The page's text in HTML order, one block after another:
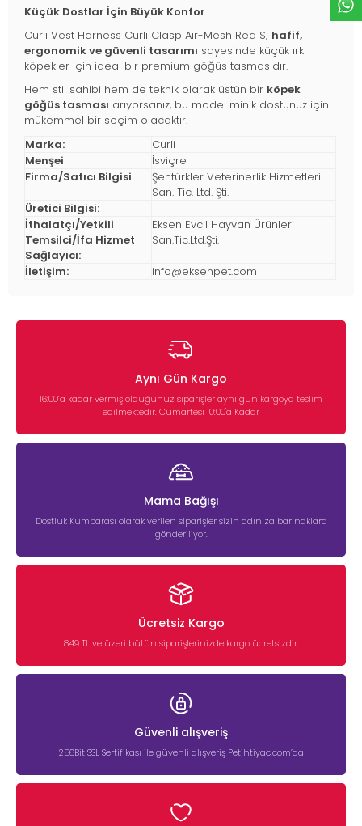
Küçük Dostlar İçin Büyük Konfor
Curli Vest Harness Curli Clasp Air-Mesh Red S; hafif,
ergonomik ve güvenli tasarımı sayesinde küçük ırk
köpekler için ideal bir premium göğüs tasmasıdır.
Hem stil sahibi hem de teknik olarak üstün bir köpek
göğüs tasması arıyorsanız, bu model minik dostunuz için
mükemmel bir seçim olacaktır.
Marka:
Curli
Menşei
İsviçre
Firma/Satıcı Bilgisi
Şentürkler Veterinerlik Hizmetleri
San. Tic. Ltd. Şti.
Üretici Bilgisi:
İthalatçı/Yetkili
Temsilci/İfa Hizmet
Sağlayıcı:
Eksen Evcil Hayvan Ürünleri
San.Tic.Ltd.Şti.
İletişim: info@eksenpet.com
Aynı Gün Kargo
16:00’a kadar vermiş olduğunuz siparişler aynı gün kargoya teslim
edilmektedir. Cumartesi 10:00'a Kadar
Mama Bağışı
Dostluk Kumbarası olarak verilen siparişler sizin adınıza barınaklara
gönderiliyor.
Ücretsiz Kargo
849 TL ve üzeri bütün siparişlerinizde kargo ücretsizdir.
Güvenli alışveriş
256Bit SSL Sertifikası ile güvenli alışveriş Petihtiyac.com’da